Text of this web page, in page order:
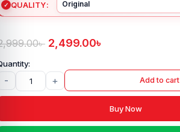
QUALITY
৳ 2,499.00৳
- + Add to cart
Buy Now